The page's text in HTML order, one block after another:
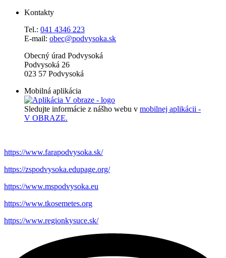
Kontakty
Tel.: 041 4346 223
E-mail: obec@podvysoka.sk
Obecný úrad Podvysoká
Podvysoká 26
023 57 Podvysoká
Mobilná aplikácia
Sledujte informácie z nášho webu v mobilnej aplikácii -
V OBRAZE.
https://www.farapodvysoka.sk/
https://zspodvysoka.edupage.org/
https://www.mspodvysoka.eu
https://www.tkosemetes.org
https://www.regionkysuce.sk/